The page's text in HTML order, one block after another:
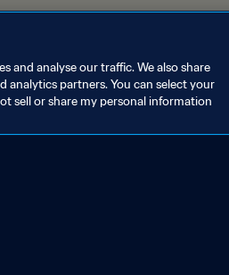
and analyse our traffic. We also share
analytics partners. You can select your
sell or share my personal information